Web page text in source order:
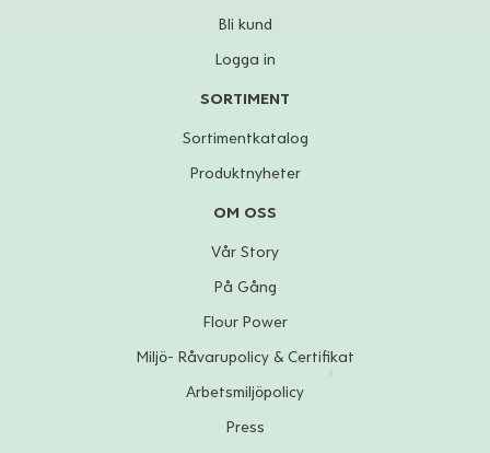
Bli kund
Logga in
SORTIMENT
Sortimentkatalog
Produktnyheter
OM OSS
Vår Story
På Gång
Flour Power
Miljö- Råvarupolicy & Certifikat
Arbetsmiljöpolicy
Press